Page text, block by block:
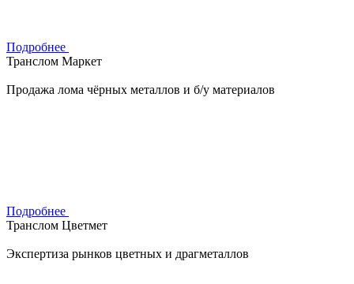
Подробнее
Транслом Маркет
Продажа лома чёрных металлов и б/у материалов
Подробнее
Транслом Цветмет
Экспертиза рынков цветных и драгметаллов